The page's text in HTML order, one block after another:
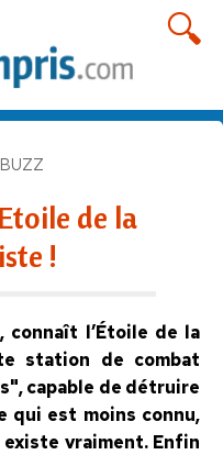
de la
!
connaît l’Étoile de la
station de combat
capable de détruire
qui est moins connu,
existe vraiment. Enfin